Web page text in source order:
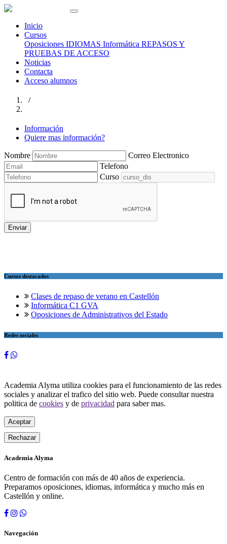
Inicio
Cursos
Oposiciones IDIOMAS Informática REPASOS Y
PRUEBAS DE ACCESO
Noticias
Contacta
Acceso alumnos
/
Información
Quiere mas información?
Nombre
Correo Electronico
Telefono
Curso
Cursos destacados
Clases de repaso de verano en Castellón
Informática C1 GVA
Oposiciones de Administrativos del Estado
Redes sociales
Academia Alyma utiliza cookies para el funcionamiento de las redes
sociales y analizar el trafico del sitio web. Puede consultar nuestra
politica de cookies y de privacidad para saber mas.
Aceptar
Rechazar
Academia Alyma
Centro de formación con más de 40 años de experiencia.
Preparamos oposiciones, idiomas, informática y mucho más en
Castellón y online.
Navegación